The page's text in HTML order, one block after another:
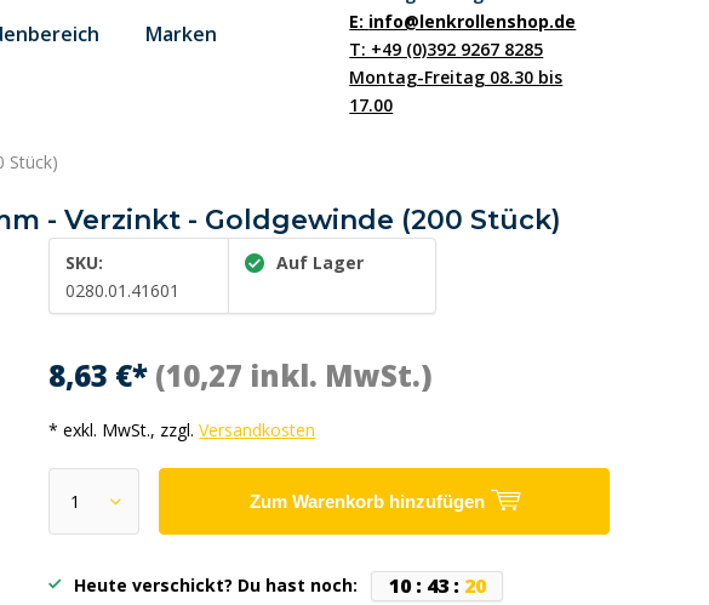
Marken E: info@lenkrollenshop.de
T: +49 (0)392 9267 8285
Montag-Freitag 08.30 bis
17.00
Stück)
- Verzinkt - Goldgewinde (200 Stück)
SKU:
0280.01.41601
Auf Lager
8,63 €* (10,27 inkl. MwSt.)
* exkl. MwSt., zzgl.Versandkosten
Zum Warenkorb hinzufügen
Heute verschickt? Du hast noch: 10: 43: 19